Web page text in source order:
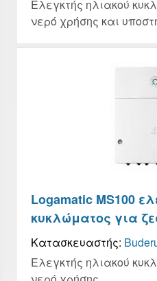
Ελεγκτής ηλιακού
νερό χρήσης και
Logamatic MS100
κυκλώματος για
Κατασκευαστής:
Ελεγκτής ηλιακού